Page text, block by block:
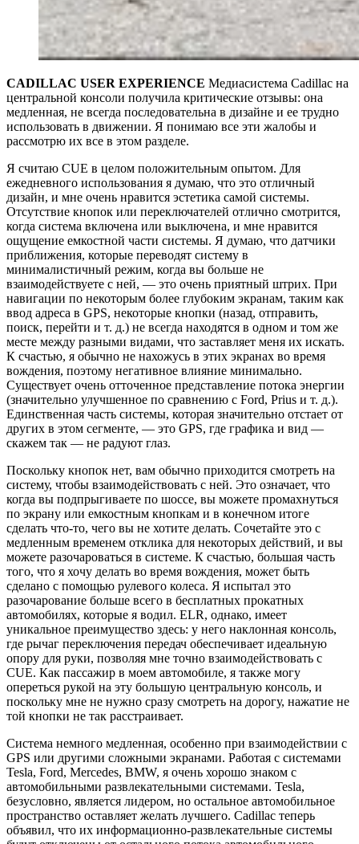
CADILLAC USER EXPERIENCE Медиасистема Cadillac на
центральной консоли получила критические отзывы: она
медленная, не всегда последовательна в дизайне и ее трудно
использовать в движении. Я понимаю все эти жалобы и
рассмотрю их все в этом разделе.
Я считаю CUE в целом положительным опытом. Для
ежедневного использования я думаю, что это отличный
дизайн, и мне очень нравится эстетика самой системы.
Отсутствие кнопок или переключателей отлично смотрится,
когда система включена или выключена, и мне нравится
ощущение емкостной части системы. Я думаю, что датчики
приближения, которые переводят систему в
минималистичный режим, когда вы больше не
взаимодействуете с ней, — это очень приятный штрих. При
навигации по некоторым более глубоким экранам, таким как
ввод адреса в GPS, некоторые кнопки (назад, отправить,
поиск, перейти и т. д.) не всегда находятся в одном и том же
месте между разными видами, что заставляет меня их искать.
К счастью, я обычно не нахожусь в этих экранах во время
вождения, поэтому негативное влияние минимально.
Существует очень отточенное представление потока энергии
(значительно улучшенное по сравнению с Ford, Prius и т. д.).
Единственная часть системы, которая значительно отстает от
других в этом сегменте, — это GPS, где графика и вид —
скажем так — не радуют глаз.
Поскольку кнопок нет, вам обычно приходится смотреть на
систему, чтобы взаимодействовать с ней. Это означает, что
когда вы подпрыгиваете по шоссе, вы можете промахнуться
по экрану или емкостным кнопкам и в конечном итоге
сделать что-то, чего вы не хотите делать. Сочетайте это с
медленным временем отклика для некоторых действий, и вы
можете разочароваться в системе. К счастью, большая часть
того, что я хочу делать во время вождения, может быть
сделано с помощью рулевого колеса. Я испытал это
разочарование больше всего в бесплатных прокатных
автомобилях, которые я водил. ELR, однако, имеет
уникальное преимущество здесь: у него наклонная консоль,
где рычаг переключения передач обеспечивает идеальную
опору для руки, позволяя мне точно взаимодействовать с
CUE. Как пассажир в моем автомобиле, я также могу
опереться рукой на эту большую центральную консоль, и
поскольку мне не нужно сразу смотреть на дорогу, нажатие не
той кнопки не так расстраивает.
Система немного медленная, особенно при взаимодействии с
GPS или другими сложными экранами. Работая с системами
Tesla, Ford, Mercedes, BMW, я очень хорошо знаком с
автомобильными развлекательными системами. Tesla,
безусловно, является лидером, но остальное автомобильное
пространство оставляет желать лучшего. Cadillac теперь
объявил, что их информационно-развлекательные системы